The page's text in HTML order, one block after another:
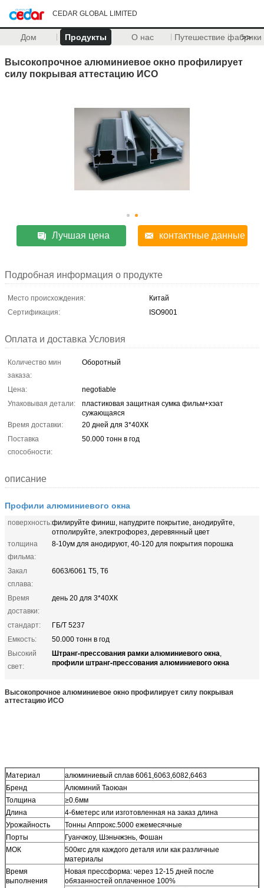
CEDAR GLOBAL LIMITED
Дом Продукты О нас Путешествие фабрики
>>
Высокопрочное алюминиевое окно профилирует
силу покрывая аттестацию ИСО
Лучшая цена контактные данные
Подробная информация о продукте
Место происхождения:
Китай
Сертификация:
ISO9001
Оплата и доставка Условия
Количество мин
заказа:
Оборотный
Цена:
negotiable
Упаковывая детали:
пластиковая защитная сумка фильм+хэат
сужающаяся
Время доставки:
20 дней для 3*40ХК
Поставка
способности:
50.000 тонн в год
описание
Профили алюминиевого окна
поверхность:филируйте финиш, напудрите покрытие, анодируйте,
отполируйте, электрофорез, деревянный цвет
толщина
фильма:
8-10ум для анодируют, 40-120 для покрытия порошка
Закал
сплава:
6063/6061 Т5, Т6
Время
доставки:
день 20 для 3*40ХК
стандарт:
ГБ/Т 5237
Емкость:
50.000 тонн в год
Высокий
свет:
Штранг-прессования рамки алюминиевого окна,
профили штранг-прессования алюминиевого окна
Высокопрочное алюминиевое окно профилирует силу покрывая
аттестацию ИСО
Материал
алюминиевый сплав 6061,6063,6082,6463
Бренд
Алюминий Таоюан
Толщина
≥0.6мм
Длина
4-6метерс или изготовленная на заказ длина
Урожайность
Тонны Аппрокс.5000 ежемесячные
Порты
Гуанчжоу, Шэньчжэнь, Фошан
МОК
500кгс для каждого деталя или как различные
материалы
Время
выполнения
Новая прессформа: через 12-15 дней после
обязанностей оплаченное 100%